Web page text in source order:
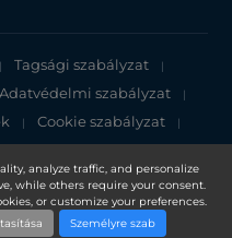
analyze traffic, and personalize
while others require your consent.
or customize your preferences.
Személyre szab
| Tagsági szabályzat |
Adatvédelmi szabályzat |
| Cookie szabályzat |
199501033918 (363120-V)